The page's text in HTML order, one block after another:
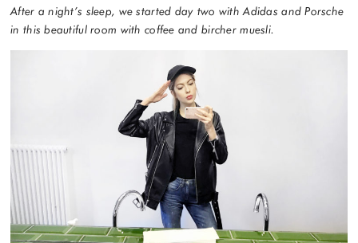
After a night’s sleep, we started day two with Adidas and Porsche
in this beautiful room with coffee and bircher muesli.